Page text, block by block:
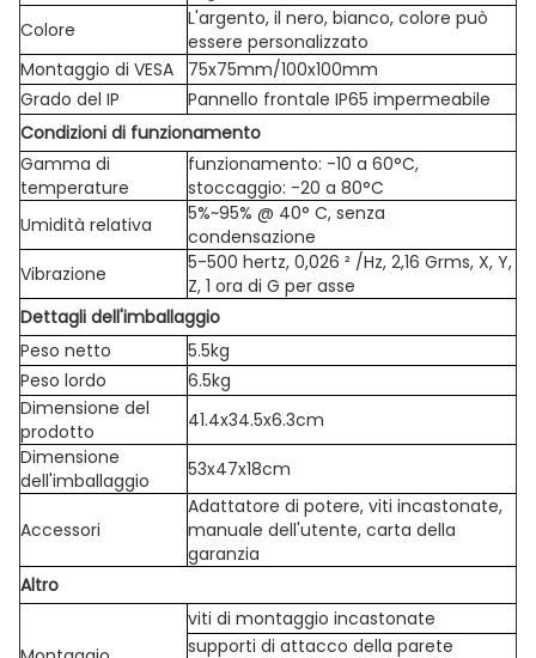
Colore
L'argento, il nero, bianco, colore può
essere personalizzato
Montaggio di VESA
75x75mm/100x100mm
Grado del IP
Pannello frontale IP65 impermeabile
Condizioni di funzionamento
Gamma di
temperature
funzionamento: -10 a 60°C,
stoccaggio: -20 a 80°C
Umidità relativa
5%~95% @ 40° C, senza
condensazione
Vibrazione
5-500 hertz, 0,026 ² /Hz, 2,16 Grms, X, Y,
Z, 1 ora di G per asse
Dettagli dell'imballaggio
Peso netto
5.5kg
Peso lordo
6.5kg
Dimensione del
prodotto
41.4x34.5x6.3cm
Dimensione
dell'imballaggio
53x47x18cm
Accessori
Adattatore di potere, viti incastonate,
manuale dell'utente, carta della
garanzia
Altro
viti di montaggio incastonate
supporti di attacco della parete